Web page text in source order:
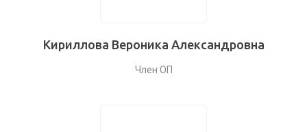
Кириллова Вероника Александровна
Член ОП